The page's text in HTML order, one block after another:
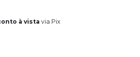
via Pix